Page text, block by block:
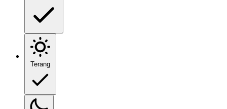
Terang